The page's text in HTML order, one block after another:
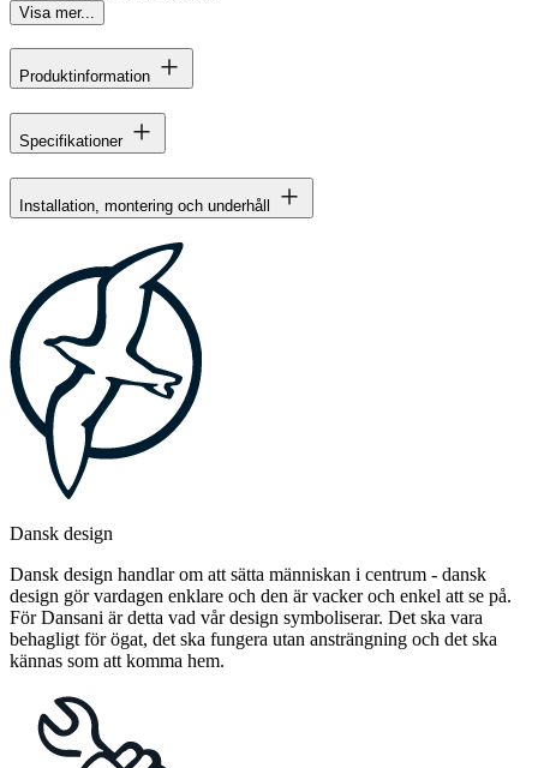
Visa mer...
Produktinformation
Specifikationer
Installation, montering och underhåll
Dansk design
Dansk design handlar om att sätta människan i centrum - dansk
design gör vardagen enklare och den är vacker och enkel att se på.
För Dansani är detta vad vår design symboliserar. Det ska vara
behagligt för ögat, det ska fungera utan ansträngning och det ska
kännas som att komma hem.